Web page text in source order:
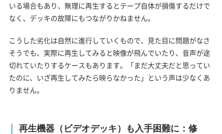
いる場合もあり、無理に再生するとテープ自体が損傷するだけで
なく、デッキの故障にもつながりかねません。
こうした劣化は自然に進行していくもので、見た目に問題がなさ
そうでも、実際に再生してみると映像が飛んでいたり、音声が途
切れていたりするケースもあります。「まだ大丈夫だと思ってい
たのに、いざ再生してみたら映らなかった」という声は少なくあ
りません。
再生機器（ビデオデッキ）も入手困難に：修